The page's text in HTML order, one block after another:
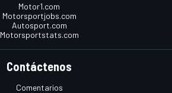
Motor1.com
Motorsportjobs.com
Autosport.com
Motorsportstats.com
Contáctenos
Comentarios